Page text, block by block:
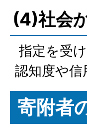
(4)社会
指定を受
認知度や信
寄附者